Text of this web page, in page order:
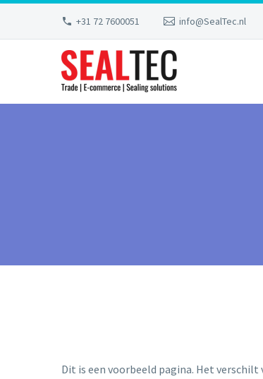
+31 72 7600051 info@SealTec.nl
Dit is een voorbeeld pagina. Het